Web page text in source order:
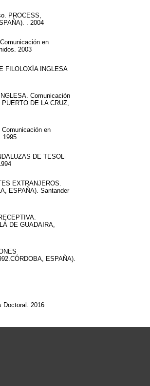
PROCESS,
. 2004
en
2003
FILOLOXÍA INGLESA
Comunicación
DE LA CRUZ,
en
1995
DE TESOL-
EXTRANJEROS.
ESPAÑA). Santander
DE GUADAIRA,
ESPAÑA).
Doctoral. 2016